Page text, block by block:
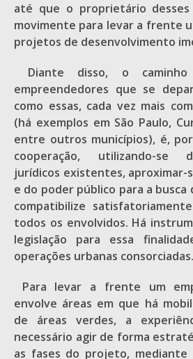
até que o proprietário desses
movimente para levar a frente
projetos de desenvolvimento
Diante disso, o caminho
empreendedores que se
como essas, cada vez mais
(há exemplos em São Paulo,
entre outros municípios), é,
cooperação, utilizando-se
jurídicos existentes, aproximar-
e do poder público para a busca
compatibilize
todos os envolvidos. Há
legislação para essa
operações urbanas consorciadas.
Para levar a frente um
envolve áreas em que há
de áreas verdes, a
necessário agir de forma
as fases do projeto, mediante